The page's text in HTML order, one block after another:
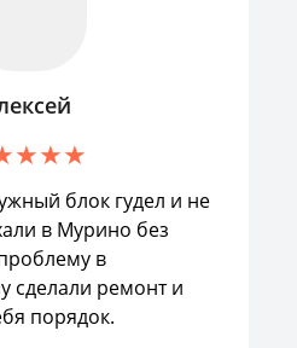
блок гудел и не
в Мурино без
в
сделали ремонт и
порядок.